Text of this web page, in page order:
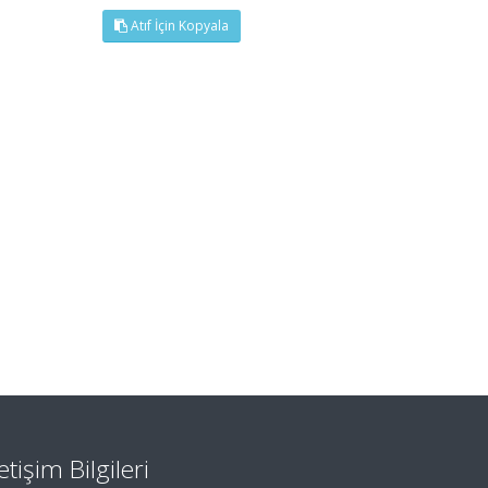
Atıf İçin Kopyala
Bilgileri